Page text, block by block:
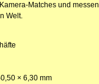
Matches und
Welt.
× 6,30 mm